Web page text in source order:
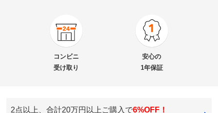
900-H958-06
ダブルラダーパーテーション専用 バッグフック2個組
価格 ¥4,900 税込 ¥4,455 税抜
コンビニ
受け取り
安心の
1年保証
2点以上、合計20万円以上ご購入で6%OFF！